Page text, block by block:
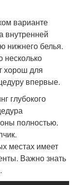
варианте
внутренней
нижнего белья.
несколько
хорош для
впервые.
глубокого
полностью.
местах имеет
Важно знать